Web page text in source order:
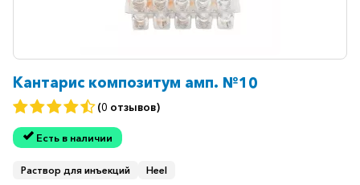
Кантарис композитум амп. №10
(0 отзывов)
Есть в наличии
Раствор для инъекций Heel